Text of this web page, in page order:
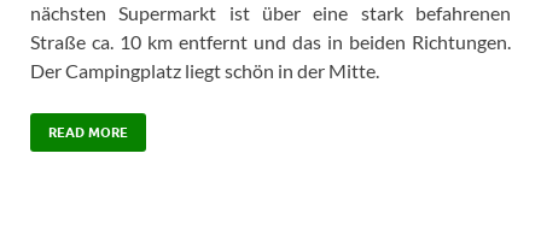
nächsten Supermarkt ist über eine stark befahrenen
Straße ca. 10 km entfernt und das in beiden Richtungen.
Der Campingplatz liegt schön in der Mitte.
READ MORE